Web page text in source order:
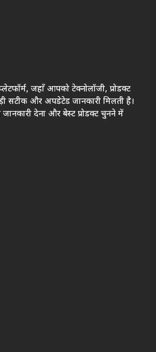
जहाँ आपको टेक्नोलॉजी, प्रोडक्ट
सटीक और अपडेटेड जानकारी मिलती है।
जानकारी देना और बेस्ट प्रोडक्ट चुनने में